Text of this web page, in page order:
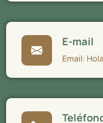
E-mail
Email: